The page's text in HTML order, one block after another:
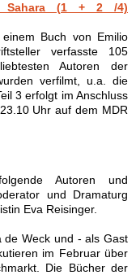
Sahara (1 + 2 /4)
Buch von Emilio
verfasste 105
Autoren der
verfilmt, u.a. die
3 erfolgt im Anschluss
Uhr auf dem MDR
Autoren und
und Dramaturg
Eva Reisinger.
de Weck und - als Gast
im Februar über
Die Bücher der